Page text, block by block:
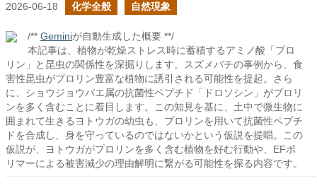
2026-06-18 化学全般 自然現象
/** Geminiが自動生成した概要 **/
本記事は、植物が乾燥ストレス時に蓄積するアミノ酸「プロ
リン」と昆虫の関係性を深掘りします。スズメバチの事例から、食
害性昆虫がプロリン豊富な植物に誘引される可能性を提起。さら
に、ショウジョウバエ属の抗菌性ペプチド「ドロソシン」がプロリ
ンを多く含むことに着目します。この知見を基に、土中で微生物に
囲まれて生きるヨトウガの幼虫も、プロリンを用いて抗菌性ペプチ
ドを合成し、身を守っているのではないかという仮説を提唱。この
仮説が、ヨトウガがプロリンを多く含む植物を好む行動や、EFポ
リマーによる被害減少の理由解明に繋がる可能性を探る内容です。